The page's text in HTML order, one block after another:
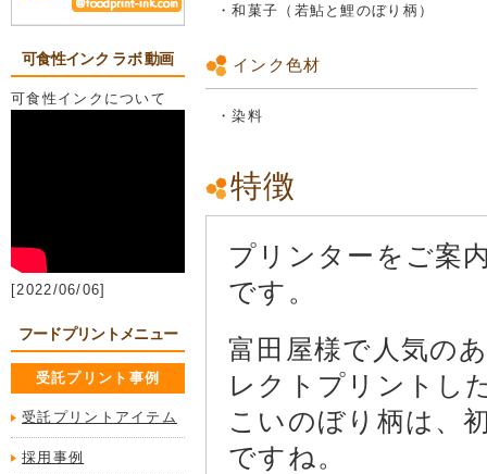
可食性インク ラボ 動画
可食性インクについて
[2022/06/06]
フードプリントメニュー
受託プリント事例
受託プリントアイテム
採用事例
・和菓子（若鮎と鯉のぼり柄）
インク色材
・染料
特徴
プリンターをご案
です。
富田屋様で人気の
レクトプリントし
こいのぼり柄は、
ですね。